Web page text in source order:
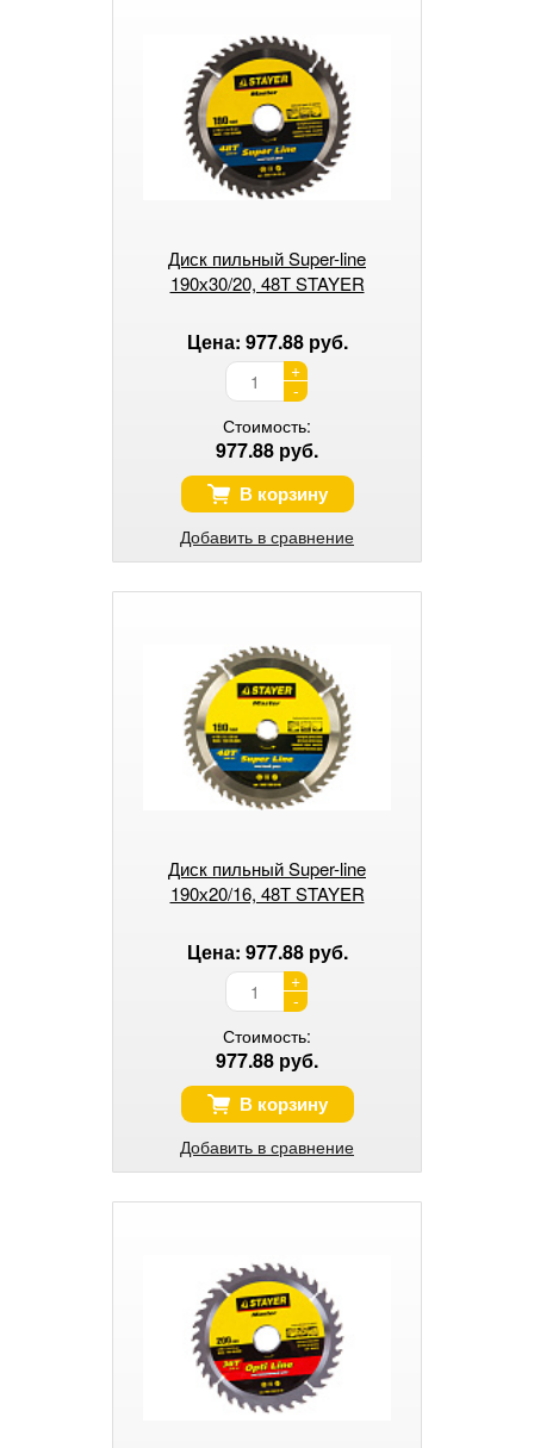
Диск пильный Super-line
190х30/20, 48Т STAYER
Цена: 977.88 руб.
+
-
Стоимость:
977.88 руб.
В корзину
Добавить в сравнение
Диск пильный Super-line
190х20/16, 48Т STAYER
Цена: 977.88 руб.
+
-
Стоимость:
977.88 руб.
В корзину
Добавить в сравнение